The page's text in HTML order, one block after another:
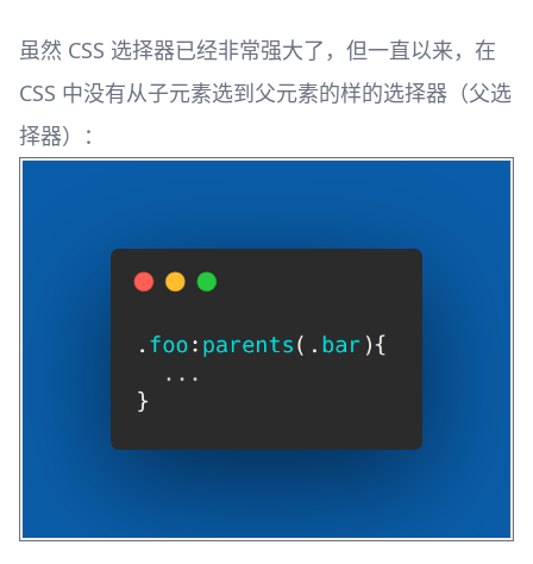
虽然 CSS 选择器已经非常强大了，但一直以来，在
CSS 中没有从子元素选到父元素的样的选择器（父选
择器）： ​